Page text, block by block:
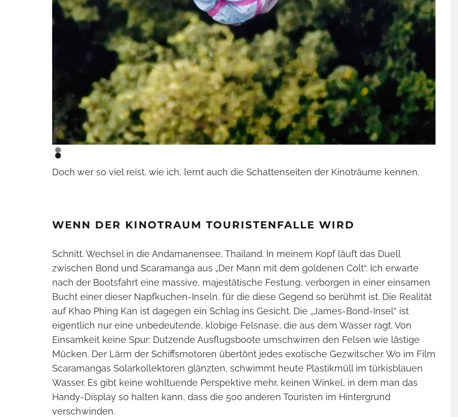
Doch wer so viel reist, wie ich, lernt auch die Schattenseiten der Kinoträume kennen.
WENN DER KINOTRAUM TOURISTENFALLE WIRD
Schnitt. Wechsel in die Andamanensee, Thailand. In meinem Kopf läuft das Duell
zwischen Bond und Scaramanga aus „Der Mann mit dem goldenen Colt“. Ich erwarte
nach der Bootsfahrt eine massive, majestätische Festung, verborgen in einer einsamen
Bucht einer dieser Napfkuchen-Inseln, für die diese Gegend so berühmt ist. Die Realität
auf Khao Phing Kan ist dagegen ein Schlag ins Gesicht. Die „James-Bond-Insel“ ist
eigentlich nur eine unbedeutende, klobige Felsnase, die aus dem Wasser ragt. Von
Einsamkeit keine Spur: Dutzende Ausflugsboote umschwirren den Felsen wie lästige
Mücken. Der Lärm der Schiffsmotoren übertönt jedes exotische Gezwitscher. Wo im Film
Scaramangas Solarkollektoren glänzten, schwimmt heute Plastikmüll im türkisblauen
Wasser. Es gibt keine wohltuende Perspektive mehr, keinen Winkel, in dem man das
Handy-Display so halten kann, dass die 500 anderen Touristen im Hintergrund
verschwinden.
ROBINSON IN KHAO LAK
Clubleben und Abenteuer in Thailand
Entschleunigt unterwegs mit der Vasco da